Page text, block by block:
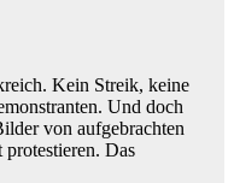
Kein Streik, keine
Und doch
von aufgebrachten
protestieren. Das